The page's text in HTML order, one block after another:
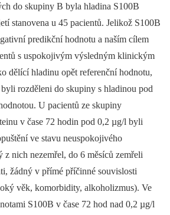
do skupiny B byla hladina S100B
stanovena u 45 pacientů. Jelikož S100B
predikční hodnotu a naším cílem
s uspokojivým výsledným klinickým
dělící hladinu opět referenční hodnotu,
rozděleni do skupiny s hladinou pod
U pacientů ze skupiny
v čase 72 hodin pod 0,2 µg/l byli
ve stavu neuspokojivého
z nich nezemřel, do 6 měsíců zemřeli
žádný v přímé příčinné souvislosti
věk, komorbidity, alkoholizmus). Ve
S100B v čase 72 hod nad 0,2 µg/l